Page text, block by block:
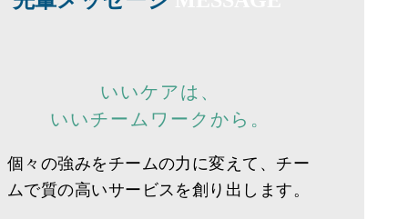
いいケアは、
いいチームワークから。
個々の強みをチームの力に変えて、チー
ムで質の高いサービスを創り出します。